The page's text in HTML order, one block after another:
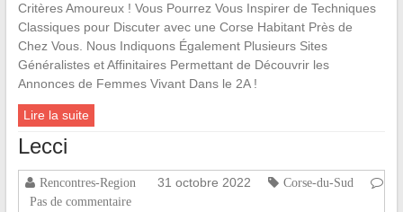
Critères Amoureux ! Vous Pourrez Vous Inspirer de Techniques
Classiques pour Discuter avec une Corse Habitant Près de
Chez Vous. Nous Indiquons Également Plusieurs Sites
Généralistes et Affinitaires Permettant de Découvrir les
Annonces de Femmes Vivant Dans le 2A !
Lire la suite
Lecci
Rencontres-Region 31 octobre 2022
Corse-du-Sud
Pas de commentaire